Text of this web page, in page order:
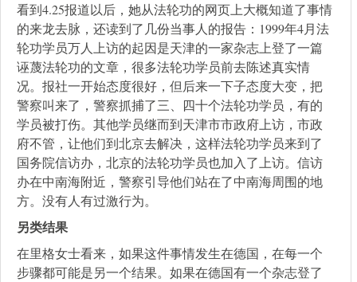
看到4.25报道以后，她从法轮功的网页上大概知道了事情
的来龙去脉，还读到了几份当事人的报告：1999年4月法
轮功学员万人上访的起因是天津的一家杂志上登了一篇
诬蔑法轮功的文章，很多法轮功学员前去陈述真实情
况。报社一开始态度很好，但后来一下子态度大变，把
警察叫来了，警察抓捕了三、四十个法轮功学员，有的
学员被打伤。其他学员继而到天津市市政府上访，市政
府不管，让他们到北京去解决，这样法轮功学员来到了
国务院信访办，北京的法轮功学员也加入了上访。信访
办在中南海附近，警察引导他们站在了中南海周围的地
方。没有人有过激行为。
另类结果
在里格女士看来，如果这件事情发生在德国，在每一个
步骤都可能是另一个结果。如果在德国有一个杂志登了